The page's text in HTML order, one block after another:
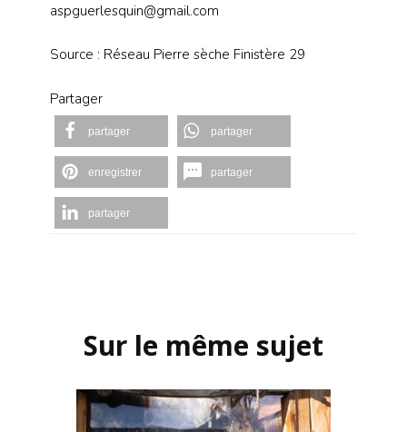
aspguerlesquin@gmail.com
Source : Réseau Pierre sèche Finistère 29
Partager
partager partager
enregistrer partager
partager
Sur le même sujet